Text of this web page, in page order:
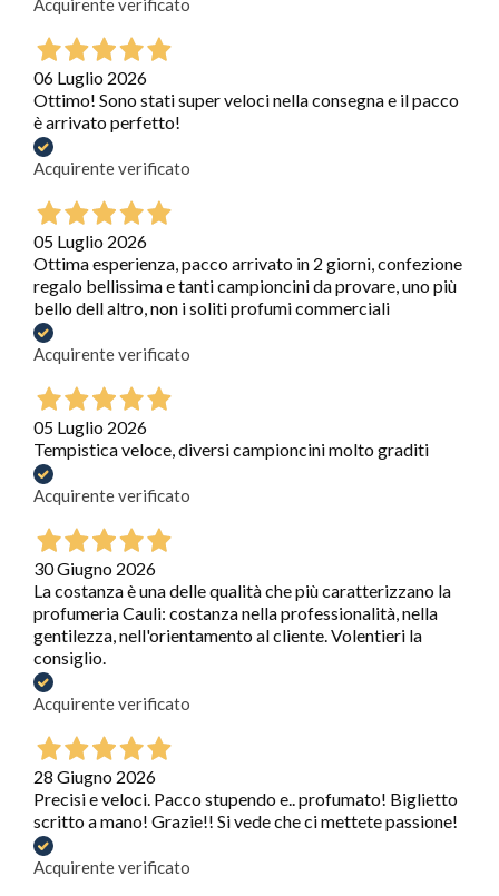
Acquirente verificato
06 Luglio 2026
Ottimo! Sono stati super veloci nella consegna e il pacco
è arrivato perfetto!
Acquirente verificato
05 Luglio 2026
Ottima esperienza, pacco arrivato in 2 giorni, confezione
regalo bellissima e tanti campioncini da provare, uno più
bello dell altro, non i soliti profumi commerciali
Acquirente verificato
05 Luglio 2026
Tempistica veloce, diversi campioncini molto graditi
Acquirente verificato
30 Giugno 2026
La costanza è una delle qualità che più caratterizzano la
profumeria Cauli: costanza nella professionalità, nella
gentilezza, nell'orientamento al cliente. Volentieri la
consiglio.
Acquirente verificato
28 Giugno 2026
Precisi e veloci. Pacco stupendo e.. profumato! Biglietto
scritto a mano! Grazie!! Si vede che ci mettete passione!
Acquirente verificato